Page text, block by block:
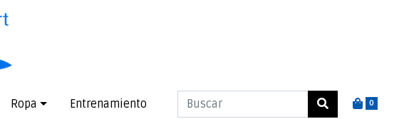
0
Ropa Entrenamiento